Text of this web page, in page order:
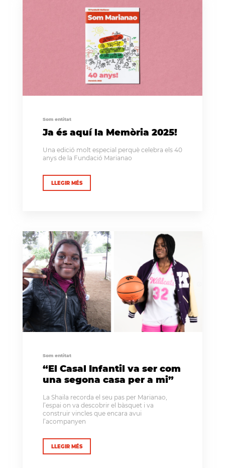
Som entitat
Ja és aquí la Memòria 2025!
Una edició molt especial perquè celebra els 40
anys de la Fundació Marianao
LLEGIR MÉS
Som entitat
“El Casal Infantil va ser com
una segona casa per a mi”
La Shaila recorda el seu pas per Marianao,
l’espai on va descobrir el bàsquet i va
construir vincles que encara avui
l’acompanyen
LLEGIR MÉS